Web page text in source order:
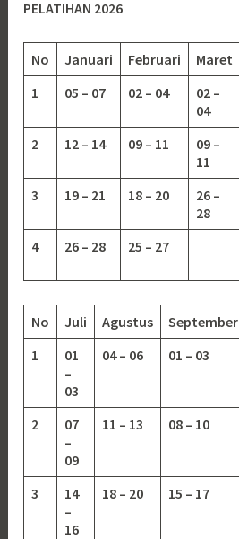
PELATIHAN 2026
No Januari Februari Maret
1
05 – 07 02 – 04
02 –
04
2
12 – 14 09 – 11
09 –
11
3
19 – 21 18 – 20
26 –
28
4
26 – 28 25 – 27
No Juli Agustus September
1
01
–
03
04 – 06 01 – 03
2
07
–
09
11 – 13 08 – 10
3
14
–
16
18 – 20 15 – 17